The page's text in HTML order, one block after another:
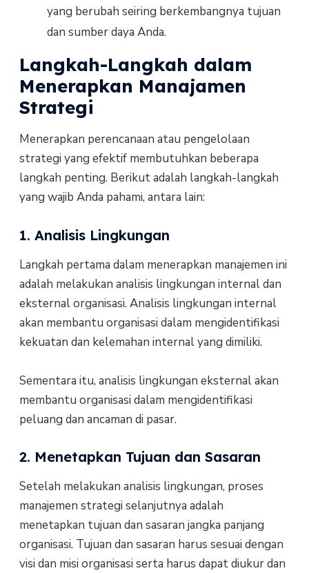
yang berubah seiring berkembangnya tujuan
dan sumber daya Anda.
Langkah-Langkah dalam
Menerapkan Manajamen
Strategi
Menerapkan perencanaan atau pengelolaan
strategi yang efektif membutuhkan beberapa
langkah penting. Berikut adalah langkah-langkah
yang wajib Anda pahami, antara lain:
1. Analisis Lingkungan
Langkah pertama dalam menerapkan manajemen ini
adalah melakukan analisis lingkungan internal dan
eksternal organisasi. Analisis lingkungan internal
akan membantu organisasi dalam mengidentifikasi
kekuatan dan kelemahan internal yang dimiliki.
Sementara itu, analisis lingkungan eksternal akan
membantu organisasi dalam mengidentifikasi
peluang dan ancaman di pasar.
2. Menetapkan Tujuan dan Sasaran
Setelah melakukan analisis lingkungan, proses
manajemen strategi selanjutnya adalah
menetapkan tujuan dan sasaran jangka panjang
organisasi. Tujuan dan sasaran harus sesuai dengan
visi dan misi organisasi serta harus dapat diukur dan